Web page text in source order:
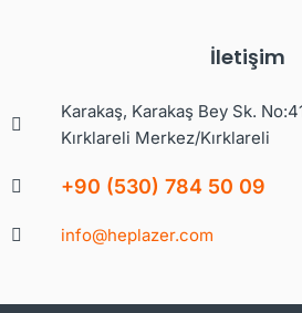
İletişim
Karakaş, Karakaş Bey Sk.
Kırklareli Merkez/Kırklareli
+90 (530) 784 50 09
info@heplazer.com